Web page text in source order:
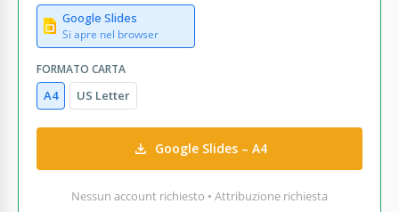
Google Slides
Si apre nel browser
FORMATO CARTA
A4 US Letter
Google Slides – A4
Nessun account richiesto • Attribuzione richiesta